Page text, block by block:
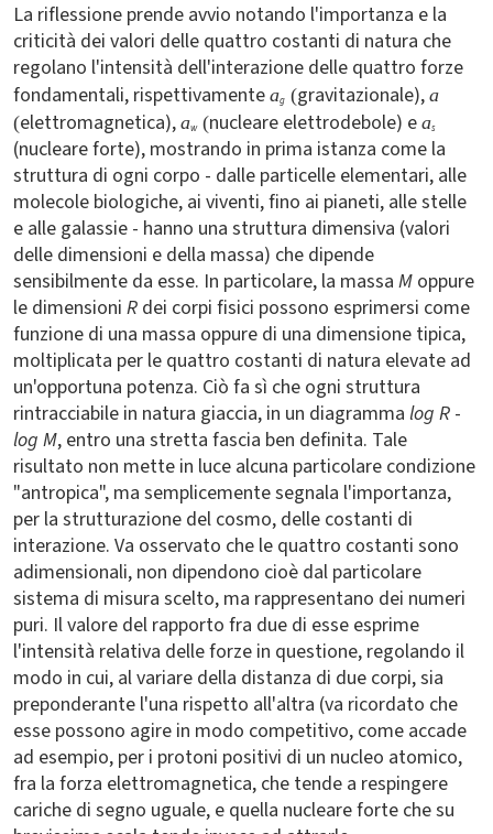
La riflessione prende avvio notando l'importanza e la
criticità dei valori delle quattro costanti di natura che
regolano l'intensità dell'interazione delle quattro forze
fondamentali, rispettivamente ag (gravitazionale), a
(elettromagnetica), aw(nucleare elettrodebole) e as
(nucleare forte), mostrando in prima istanza come la
struttura di ogni corpo - dalle particelle elementari, alle
molecole biologiche, ai viventi, fino ai pianeti, alle stelle
e alle galassie - hanno una struttura dimensiva (valori
delle dimensioni e della massa) che dipende
sensibilmente da esse. In particolare, la massa M oppure
le dimensioni R dei corpi fisici possono esprimersi come
funzione di una massa oppure di una dimensione tipica,
moltiplicata per le quattro costanti di natura elevate ad
un'opportuna potenza. Ciò fa sì che ogni struttura
rintracciabile in natura giaccia, in un diagramma log R -
log M, entro una stretta fascia ben definita. Tale
risultato non mette in luce alcuna particolare condizione
"antropica", ma semplicemente segnala l'importanza,
per la strutturazione del cosmo, delle costanti di
interazione. Va osservato che le quattro costanti sono
adimensionali, non dipendono cioè dal particolare
sistema di misura scelto, ma rappresentano dei numeri
puri. Il valore del rapporto fra due di esse esprime
l'intensità relativa delle forze in questione, regolando il
modo in cui, al variare della distanza di due corpi, sia
preponderante l'una rispetto all'altra (va ricordato che
esse possono agire in modo competitivo, come accade
ad esempio, per i protoni positivi di un nucleo atomico,
fra la forza elettromagnetica, che tende a respingere
cariche di segno uguale, e quella nucleare forte che su